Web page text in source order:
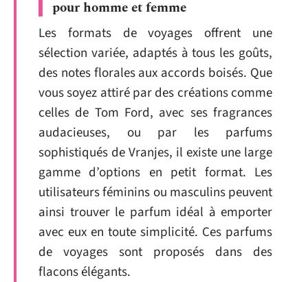
pour homme et femme
Les formats de voyages offrent une
sélection variée, adaptés à tous les goûts,
des notes florales aux accords boisés. Que
vous soyez attiré par des créations comme
celles de Tom Ford, avec ses fragrances
audacieuses, ou par les parfums
sophistiqués de Vranjes, il existe une large
gamme d’options en petit format. Les
utilisateurs féminins ou masculins peuvent
ainsi trouver le parfum idéal à emporter
avec eux en toute simplicité. Ces parfums
de voyages sont proposés dans des
flacons élégants.